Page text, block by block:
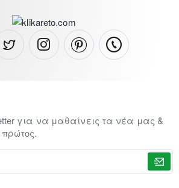
για να μαθαίνεις τα νέα μας &